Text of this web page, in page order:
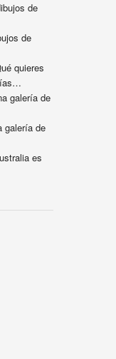
de
de
quieres
galería de
galería de
es